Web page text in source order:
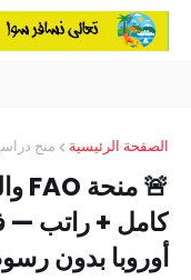
الصفحة الرئيسية منح
كامل + راتب —
أوروبا بدون